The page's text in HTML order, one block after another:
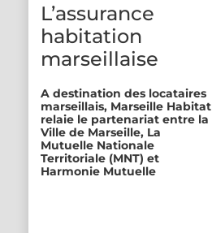
L’assurance
habitation
marseillaise
A destination des locataires
marseillais, Marseille Habitat
relaie le partenariat entre la
Ville de Marseille, La
Mutuelle Nationale
Territoriale (MNT) et
Harmonie Mutuelle